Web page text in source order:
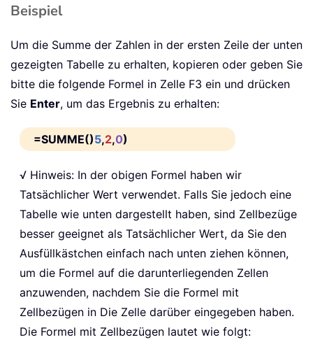
Beispiel
Um die Summe der Zahlen in der ersten Zeile der unten
gezeigten Tabelle zu erhalten, kopieren oder geben Sie
bitte die folgende Formel in Zelle F3 ein und drücken
Sie Enter, um das Ergebnis zu erhalten:
=SUMME()5,2,0)
√ Hinweis: In der obigen Formel haben wir
Tatsächlicher Wert verwendet. Falls Sie jedoch eine
Tabelle wie unten dargestellt haben, sind Zellbezüge
besser geeignet als Tatsächlicher Wert, da Sie den
Ausfüllkästchen einfach nach unten ziehen können,
um die Formel auf die darunterliegenden Zellen
anzuwenden, nachdem Sie die Formel mit
Zellbezügen in Die Zelle darüber eingegeben haben.
Die Formel mit Zellbezügen lautet wie folgt: